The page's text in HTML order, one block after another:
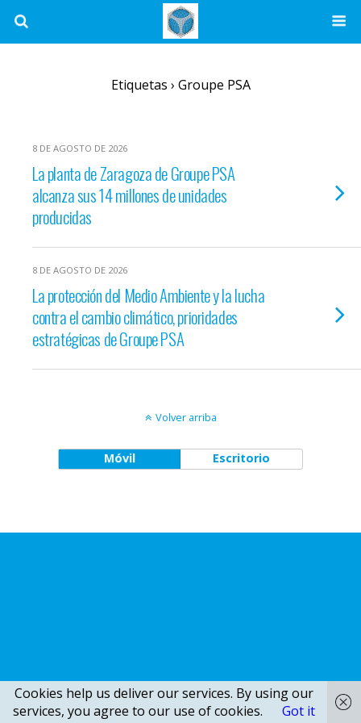
Etiquetas › Groupe PSA
8 DE AGOSTO DE 2026
La planta de Zaragoza de Groupe PSA
alcanza sus 14 millones de unidades
producidas
8 DE AGOSTO DE 2026
La protección del Medio Ambiente y la lucha
contra el cambio climático, prioridades
estratégicas de Groupe PSA
Volver arriba
Móvil Escritorio
Cookies help us deliver our services. By using our
services, you agree to our use of cookies.
Got it